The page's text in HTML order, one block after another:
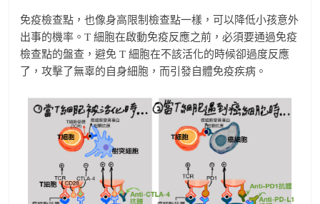
免疫檢查點，也像身高限制檢查點一樣，可以降低小孩意外
出事的機率。T 細胞在啟動免疫反應之前，必須要通過免疫
檢查點的盤查，避免 T 細胞在不該活化的時候卻過度反應
了，攻擊了無辜的自身細胞，而引發自體免疫疾病。